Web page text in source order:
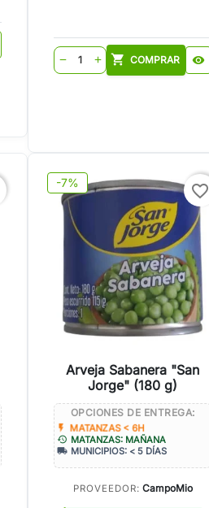
remove add shopping_cart COMPRAR visibility
-7% favorite_border
Arveja Sabanera "San
Jorge" (180 g)
OPCIONES DE ENTREGA:
flash_on MATANZAS < 6H
history MATANZAS: MAÑANA
local_shipping MUNICIPIOS: < 5 DÍAS
PROVEEDOR: CampoMio